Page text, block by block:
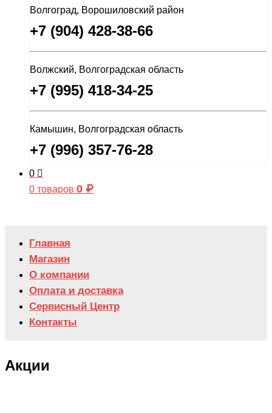
Волгоград, Ворошиловский район
+7 (904) 428-38-66
Волжский, Волгоградская область
+7 (995) 418-34-25
Камышин, Волгоградская область
+7 (996) 357-76-28
0
0 товаров 0 ₽
Главная
Магазин
О компании
Оплата и доставка
Сервисный Центр
Контакты
Акции